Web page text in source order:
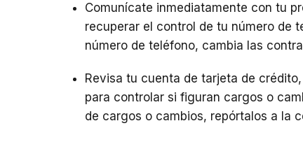
Comunícate inmediatamente con tu
recuperar el control de tu número de
número de teléfono, cambia las
Revisa tu cuenta de tarjeta de
para controlar si figuran cargos o
de cargos o cambios, repórtalos a la